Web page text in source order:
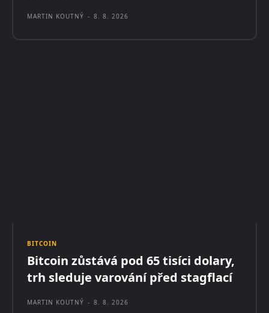
MARTIN KOUTNÝ - 8. 8. 2026
BITCOIN
Bitcoin zůstává pod 65 tisíci dolary,
trh sleduje varování před stagflací
MARTIN KOUTNÝ - 8. 8. 2026